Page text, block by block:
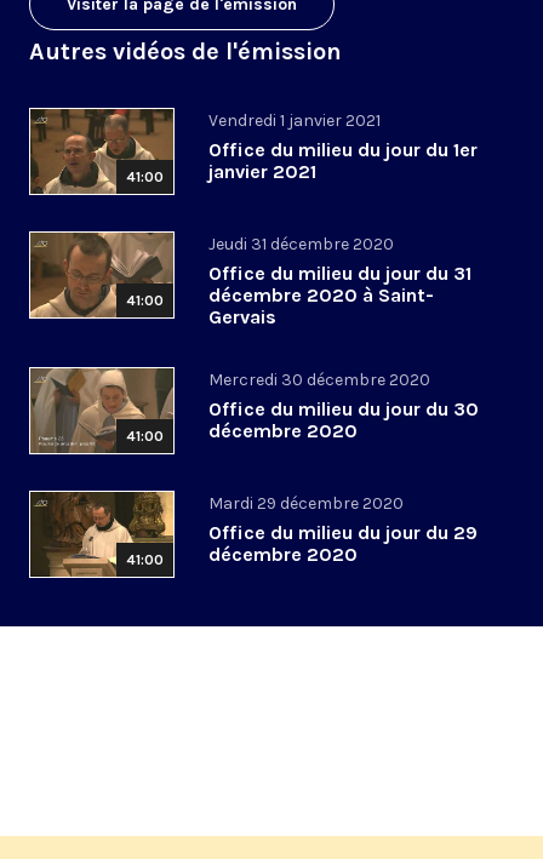
Visiter la page de l'émission
Autres vidéos de l'émission
41:00
Vendredi 1 janvier 2021
Office du milieu du jour du 1er
janvier 2021
41:00
Jeudi 31 décembre 2020
Office du milieu du jour du 31
décembre 2020 à Saint-
Gervais
41:00
Mercredi 30 décembre 2020
Office du milieu du jour du 30
décembre 2020
41:00
Mardi 29 décembre 2020
Office du milieu du jour du 29
décembre 2020